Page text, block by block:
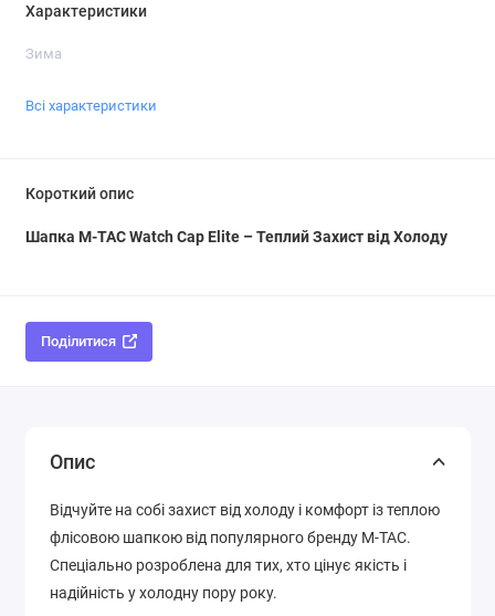
Характеристики
Зима
Всі характеристики
Короткий опис
Шапка M-TAC Watch Cap Elite – Теплий Захист від Холоду
Поділитися
Опис
Відчуйте на собі захист від холоду і комфорт із теплою
флісовою шапкою від популярного бренду M-TAC.
Спеціально розроблена для тих, хто цінує якість і
надійність у холодну пору року.